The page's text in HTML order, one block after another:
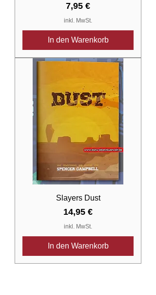
Preis
7,95 €
inkl. MwSt.
In den Warenkorb
​​​​​​​Slayers Dust
Preis
14,95 €
inkl. MwSt.
In den Warenkorb